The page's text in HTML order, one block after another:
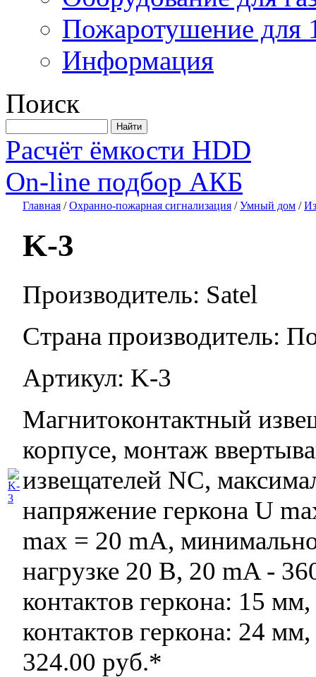
Пожаротушение для
Информация
Поиск
Расчёт ёмкости HDD
On-line подбор АКБ
Главная / Охранно-пожарная сигнализация / Умный дом /
K-3
Производитель: Satel
Страна производитель:
Артикул: K-3
Магнитоконтактный
корпусе, монтаж
извещателей NC,
напряжение геркона U
max = 20 mA,
нагрузке 20 В, 20 mA -
контактов геркона: 15
контактов геркона: 24
324.00 руб.*